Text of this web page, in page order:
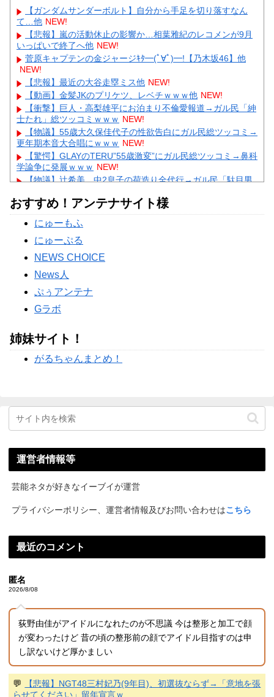
【ガンダムサンダーボルト】自分から手足を切り落すなん
て…他 NEW!
【悲報】嵐の活動休止の影響か…相葉雅紀のレコメンが9月
いっぱいで終了へ他 NEW!
菅原キャプテンの金ジャージｷﾀ━(ﾟ∀ﾟ)━!【乃木坂46】他
NEW!
【悲報】最近の大谷走塁ミス他 NEW!
【動画】金髪JKのプリケツ、レベチｗｗｗ他 NEW!
【衝撃】巨人・高梨雄平にお泊まり不倫愛報道→ガル民「紳
士たれ」総ツッコミｗｗｗ NEW!
【物議】55歳大久保佳代子の性欲告白にガル民総ツッコミ→
更年期本音大合唱にｗｗｗ NEW!
【驚愕】GLAYのTERU”55歳激変”にガル民総ツッコミ→鼻科
学論争に発展ｗｗｗ NEW!
【物議】辻希美、中2息子の荷造り全代行→ガル民「駄目男
【衝撃】佐藤佳奈アナ電撃結婚→お相手はレインボー池田、
まさかの退社理由にｗｗｗ
Powered by livedoor 相互RSS
おすすめ！アンテナサイト様
にゅーもふ
にゅーぷる
NEWS CHOICE
News人
ぷぅアンテナ
Gラボ
姉妹サイト！
がるちゃんまとめ！
運営者情報等
芸能ネタが好きなイーブイが運営
プライバシーポリシー、運営者情報及びお問い合わせはこちら
最近のコメント
匿名
2026/8/08
荻野由佳がアイドルになれたのが不思議 今は整形と加工で顔
が変わったけど 昔の頃の整形前の顔でアイドル目指すのは申
し訳ないけど厚かましい
💬
【悲報】NGT48三村妃乃(9年目)、初選抜ならず→「意地を張
らせてください」留年宣言ｗ